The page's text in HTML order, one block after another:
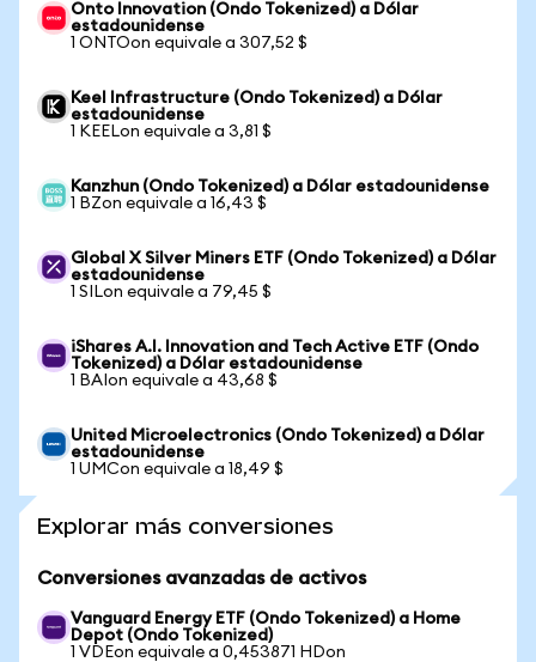
Onto Innovation (Ondo Tokenized) a Dólar
estadounidense
1 ONTOon equivale a 307,52 $
Keel Infrastructure (Ondo Tokenized) a Dólar
estadounidense
1 KEELon equivale a 3,81 $
Kanzhun (Ondo Tokenized) a Dólar estadounidense
1 BZon equivale a 16,43 $
Global X Silver Miners ETF (Ondo Tokenized) a Dólar
estadounidense
1 SILon equivale a 79,45 $
iShares A.I. Innovation and Tech Active ETF (Ondo
Tokenized) a Dólar estadounidense
1 BAIon equivale a 43,68 $
United Microelectronics (Ondo Tokenized) a Dólar
estadounidense
1 UMCon equivale a 18,49 $
Explorar más conversiones
Conversiones avanzadas de activos
Vanguard Energy ETF (Ondo Tokenized) a Home
Depot (Ondo Tokenized)
1 VDEon equivale a 0,453871 HDon